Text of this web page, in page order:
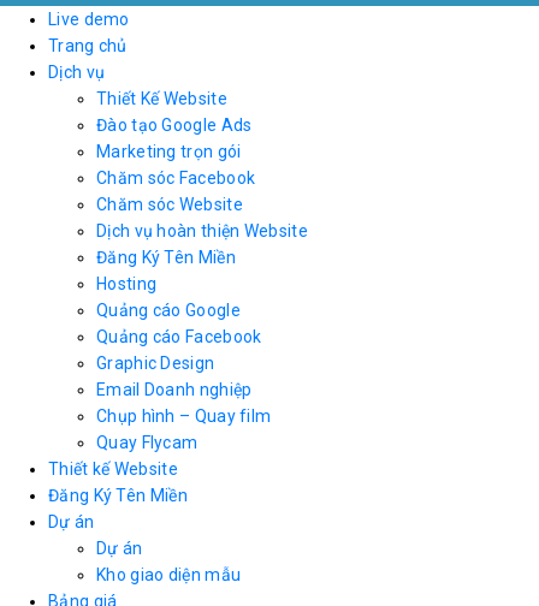
Live demo
Trang chủ
Dịch vụ
Thiết Kế Website
Đào tạo Google Ads
Marketing trọn gói
Chăm sóc Facebook
Chăm sóc Website
Dịch vụ hoàn thiện Website
Đăng Ký Tên Miền
Hosting
Quảng cáo Google
Quảng cáo Facebook
Graphic Design
Email Doanh nghiệp
Chụp hình – Quay film
Quay Flycam
Thiết kế Website
Đăng Ký Tên Miền
Dự án
Dự án
Kho giao diện mẫu
Bảng giá